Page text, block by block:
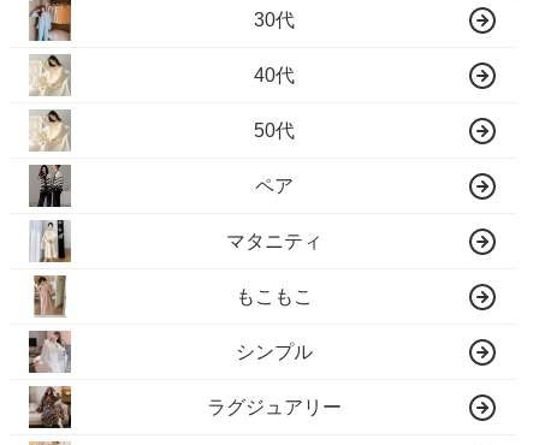
30代
40代
50代
ペア
マタニティ
もこもこ
シンプル
ラグジュアリー